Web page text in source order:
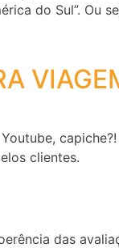
do Sul”. Ou
clientes.
das